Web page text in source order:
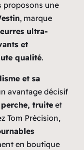
proposons une
, marque
ultra-
et
qualité.
et sa
avantage décisif
truiteet
Tom Précision,
en boutique